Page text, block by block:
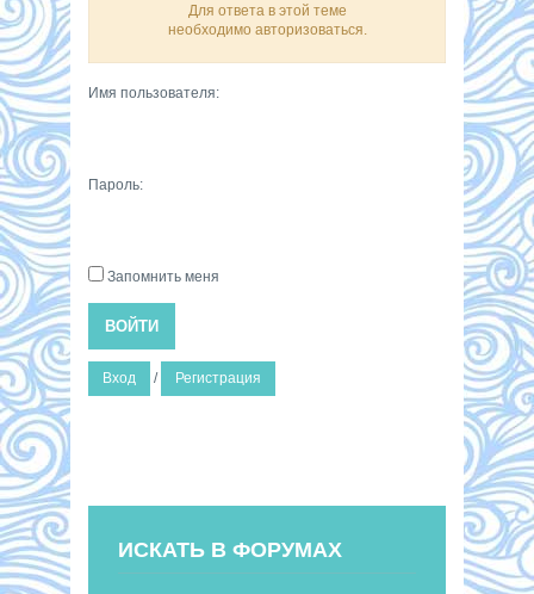
Для ответа в этой теме
необходимо авторизоваться.
Имя пользователя:
Пароль:
Запомнить меня
ВОЙТИ
Вход / Регистрация
ИСКАТЬ В ФОРУМАХ